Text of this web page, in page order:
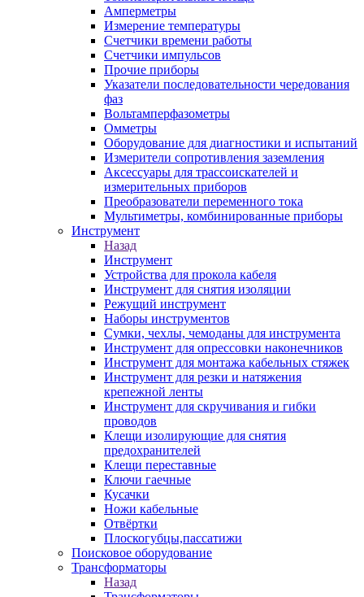
Амперметры
Измерение температуры
Счетчики времени работы
Счетчики импульсов
Прочие приборы
Указатели последовательности чередования
фаз
Вольтамперфазометры
Омметры
Оборудование для диагностики и испытаний
Измерители сопротивления заземления
Аксессуары для трассоискателей и
измерительных приборов
Преобразователи переменного тока
Мультиметры, комбинированные приборы
Инструмент
Назад
Инструмент
Устройства для прокола кабеля
Инструмент для снятия изоляции
Режущий инструмент
Наборы инструментов
Сумки, чехлы, чемоданы для инструмента
Инструмент для опрессовки наконечников
Инструмент для монтажа кабельных стяжек
Инструмент для резки и натяжения
крепежной ленты
Инструмент для скручивания и гибки
проводов
Клещи изолирующие для снятия
предохранителей
Клещи переставные
Ключи гаечные
Кусачки
Ножи кабельные
Отвёртки
Плоскогубцы,пассатижи
Поисковое оборудование
Трансформаторы
Назад